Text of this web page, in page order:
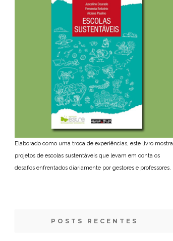
Elaborado como uma troca de experiências, este livro mostra
projetos de escolas sustentáveis que levam em conta os
desafios enfrentados diariamente por gestores e professores.
POSTS RECENTES